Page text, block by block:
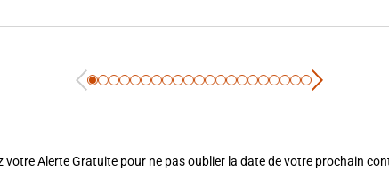
votre Alerte Gratuite pour ne pas oublier la date de votre prochain